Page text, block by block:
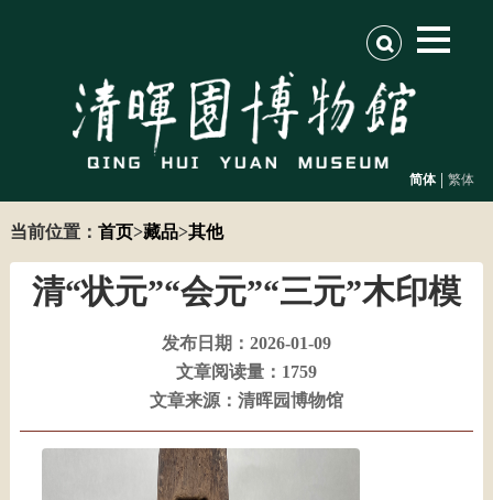
简体 | 繁体
当前位置： 首页>藏品>其他
清“状元”“会元”“三元”木印模
发布日期：2026-01-09
文章阅读量：1759
文章来源：清晖园博物馆